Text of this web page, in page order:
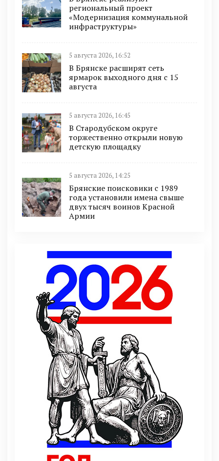
региональный проект
«Модернизация коммунальной
инфраструктуры»
5 августа 2026, 16:52
В Брянске расширят сеть
ярмарок выходного дня с 15
августа
5 августа 2026, 16:45
В Стародубском округе
торжественно открыли новую
детскую площадку
5 августа 2026, 14:25
Брянские поисковики с 1989
года установили имена свыше
двух тысяч воинов Красной
Армии